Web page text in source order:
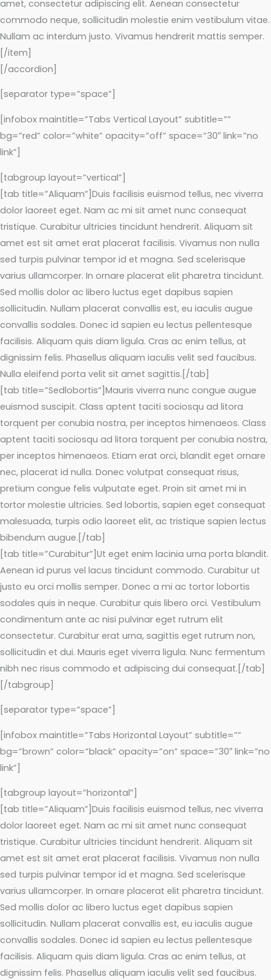
amet, consectetur adipiscing elit. Aenean consectetur
commodo neque, sollicitudin molestie enim vestibulum vitae.
Nullam ac interdum justo. Vivamus hendrerit mattis semper.
[/item]
[/accordion]
[separator type=”space”]
[infobox maintitle=”Tabs Vertical Layout” subtitle=””
bg=”red” color=”white” opacity=”off” space=”30″ link=”no
link”]
[tabgroup layout=”vertical”]
[tab title=”Aliquam”]Duis facilisis euismod tellus, nec viverra
dolor laoreet eget. Nam ac mi sit amet nunc consequat
tristique. Curabitur ultricies tincidunt hendrerit. Aliquam sit
amet est sit amet erat placerat facilisis. Vivamus non nulla
sed turpis pulvinar tempor id et magna. Sed scelerisque
varius ullamcorper. In ornare placerat elit pharetra tincidunt.
Sed mollis dolor ac libero luctus eget dapibus sapien
sollicitudin. Nullam placerat convallis est, eu iaculis augue
convallis sodales. Donec id sapien eu lectus pellentesque
facilisis. Aliquam quis diam ligula. Cras ac enim tellus, at
dignissim felis. Phasellus aliquam iaculis velit sed faucibus.
Nulla eleifend porta velit sit amet sagittis.[/tab]
[tab title=”Sedlobortis”]Mauris viverra nunc congue augue
euismod suscipit. Class aptent taciti sociosqu ad litora
torquent per conubia nostra, per inceptos himenaeos. Class
aptent taciti sociosqu ad litora torquent per conubia nostra,
per inceptos himenaeos. Etiam erat orci, blandit eget ornare
nec, placerat id nulla. Donec volutpat consequat risus,
pretium congue felis vulputate eget. Proin sit amet mi in
tortor molestie ultricies. Sed lobortis, sapien eget consequat
malesuada, turpis odio laoreet elit, ac tristique sapien lectus
bibendum augue.[/tab]
[tab title=”Curabitur”]Ut eget enim lacinia urna porta blandit.
Aenean id purus vel lacus tincidunt commodo. Curabitur ut
justo eu orci mollis semper. Donec a mi ac tortor lobortis
sodales quis in neque. Curabitur quis libero orci. Vestibulum
condimentum ante ac nisi pulvinar eget rutrum elit
consectetur. Curabitur erat urna, sagittis eget rutrum non,
sollicitudin et dui. Mauris eget viverra ligula. Nunc fermentum
nibh nec risus commodo et adipiscing dui consequat.[/tab]
[/tabgroup]
[separator type=”space”]
[infobox maintitle=”Tabs Horizontal Layout” subtitle=””
bg=”brown” color=”black” opacity=”on” space=”30″ link=”no
link”]
[tabgroup layout=”horizontal”]
[tab title=”Aliquam”]Duis facilisis euismod tellus, nec viverra
dolor laoreet eget. Nam ac mi sit amet nunc consequat
tristique. Curabitur ultricies tincidunt hendrerit. Aliquam sit
amet est sit amet erat placerat facilisis. Vivamus non nulla
sed turpis pulvinar tempor id et magna. Sed scelerisque
varius ullamcorper. In ornare placerat elit pharetra tincidunt.
Sed mollis dolor ac libero luctus eget dapibus sapien
sollicitudin. Nullam placerat convallis est, eu iaculis augue
convallis sodales. Donec id sapien eu lectus pellentesque
facilisis. Aliquam quis diam ligula. Cras ac enim tellus, at
dignissim felis. Phasellus aliquam iaculis velit sed faucibus.